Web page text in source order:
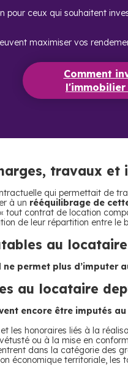
pour ceux qui souhaitent
maximiser vos
Comment
l'immobilier
travaux
qui permettait de
à un rééquilibrage de
tout contrat de location
de leur répartition entre le
au
ne permet plus d’imputer
au locataire
encore être imputés
les honoraires liés à la
ou à la mise en
dans la catégorie des
économique territoriale,